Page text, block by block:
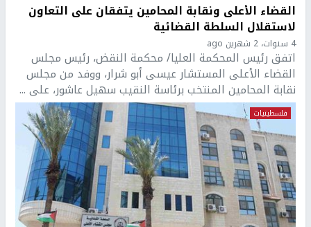
القضاء الأعلى ونقابة المحامين يتفقان على التعاون
لاستقلال السلطة القضائية
4 سنوات، 2 شهرين ago
اتفق رئيس المحكمة العليا/ محكمة النقض، رئيس مجلس
القضاء الأعلى المستشار عيسى أبو شرار، ووفد من مجلس
نقابة المحامين المنتخب برئاسة النقيب سهيل عاشور، على ...
فلسطينيات